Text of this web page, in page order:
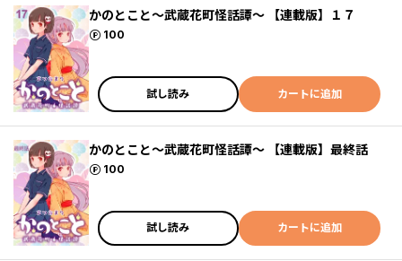
かのとこと～武蔵花町怪話譚～ 【連載版】１７
100
ポイント
試し読み カートに追加
かのとこと～武蔵花町怪話譚～ 【連載版】最終話
100
ポイント
試し読み カートに追加